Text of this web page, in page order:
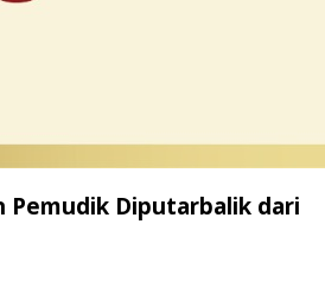
Pemudik Diputarbalik dari